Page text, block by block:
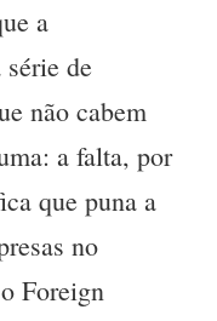
a
de
não cabem
a falta, por
que puna a
no
Foreign